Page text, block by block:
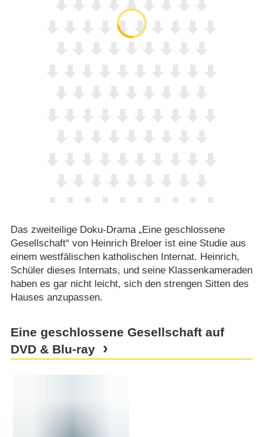
Das zweiteilige Doku-Drama „Eine geschlossene
Gesellschaft“ von Heinrich Breloer ist eine Studie aus
einem westfälischen katholischen Internat. Heinrich,
Schüler dieses Internats, und seine Klassenkameraden
haben es gar nicht leicht, sich den strengen Sitten des
Hauses anzupassen.
Eine geschlossene Gesellschaft auf
DVD & Blu-ray